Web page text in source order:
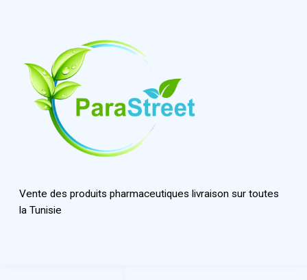
Vente des produits pharmaceutiques livraison sur toutes
la Tunisie